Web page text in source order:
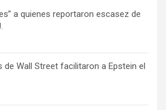
a quienes reportaron escasez de
de Wall Street facilitaron a Epstein el